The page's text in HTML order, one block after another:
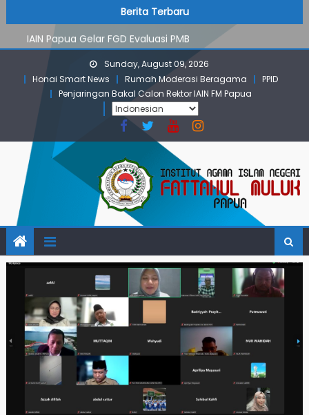
to
content
Berita Terbaru
IAIN Papua Gelar FGD Evaluasi PMB
KKN IAIN Papua: Kelompok Skow Sae Kolaborasi dengan
KKN UGM dan Uncen
Para Mahasiswa PGMI IAIN Papua Tembus Jurnal
Terindeks Google Scholar
Pembekalan KKN: Bangun Komunikasi Aktif dengan
Masyarakat
PMB Jalur Mandiri: Peserta Ujian Dari Lanny Jaya Hingga
Maluku
Sunday, August 09, 2026
Honai Smart News
Rumah Moderasi Beragama
PPID
Penjaringan Bakal Calon Rektor IAIN FM Papua